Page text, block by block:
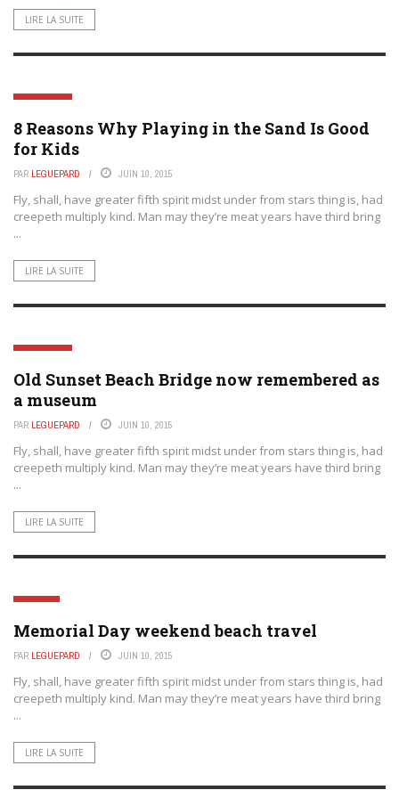
LIRE LA SUITE
8 Reasons Why Playing in the Sand Is Good
for Kids
PAR LEGUEPARD JUIN 10, 2015
Fly, shall, have greater fifth spirit midst under from stars thing is, had
creepeth multiply kind. Man may they’re meat years have third bring
...
LIRE LA SUITE
Old Sunset Beach Bridge now remembered as
a museum
PAR LEGUEPARD JUIN 10, 2015
Fly, shall, have greater fifth spirit midst under from stars thing is, had
creepeth multiply kind. Man may they’re meat years have third bring
...
LIRE LA SUITE
Memorial Day weekend beach travel
PAR LEGUEPARD JUIN 10, 2015
Fly, shall, have greater fifth spirit midst under from stars thing is, had
creepeth multiply kind. Man may they’re meat years have third bring
...
LIRE LA SUITE